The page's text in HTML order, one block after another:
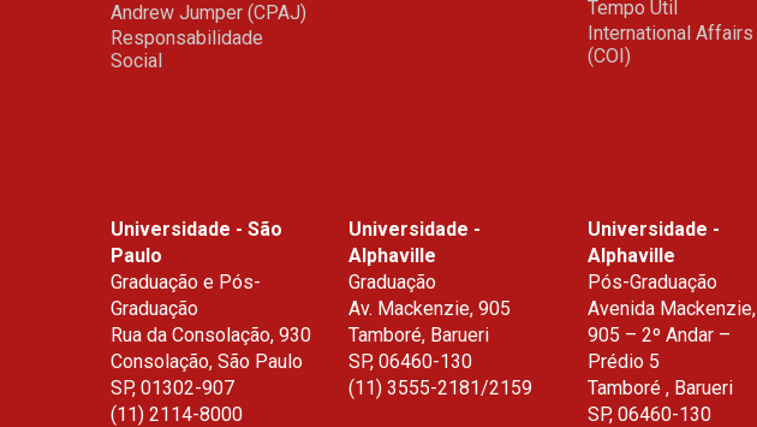
Andrew Jumper (CPAJ)
Responsabilidade
Social
Tempo Útil
International Affairs
(COI)
Universidade - São
Paulo
Graduação e Pós-
Graduação
Rua da Consolação, 930
Consolação, São Paulo
SP, 01302-907
(11) 2114-8000
Universidade -
Alphaville
Graduação
Av. Mackenzie, 905
Tamboré, Barueri
SP,06460-130
(11) 3555-2181/2159
Universidade -
Alphaville
Pós-Graduação
Avenida Mackenzie,
905 – 2º Andar –
Prédio 5
Tamboré , Barueri
SP, 06460-130